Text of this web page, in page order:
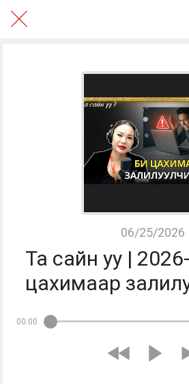
06/25/2026
Та сайн уу |
цахимаар
00:00